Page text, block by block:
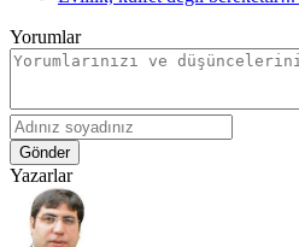
Yorumlar
Gönder
Yazarlar